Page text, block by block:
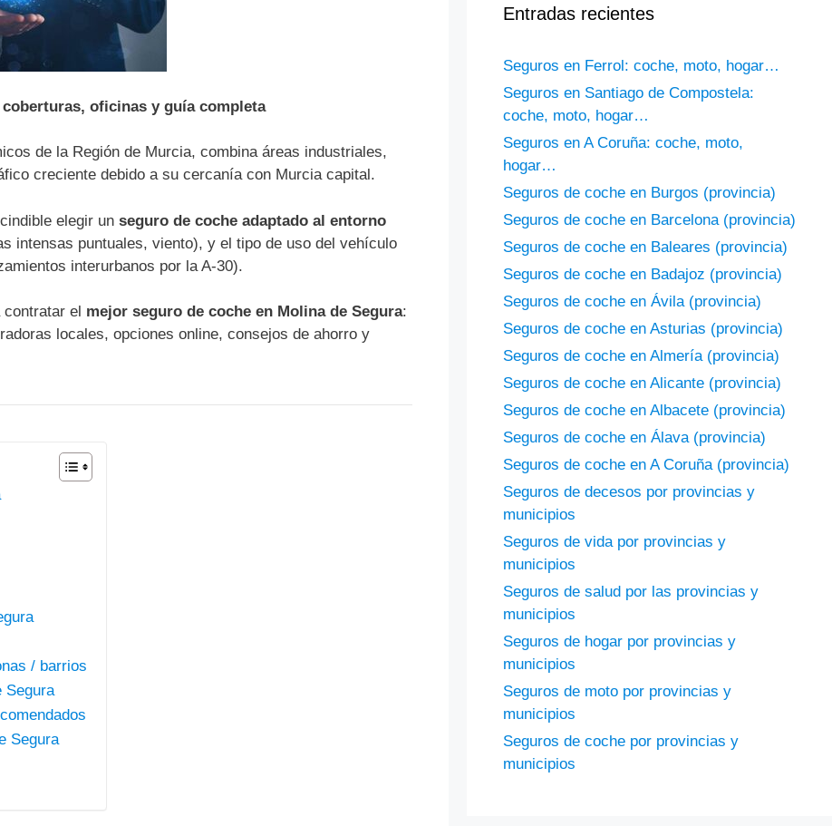
oficinas y guía completa
de la Región de Murcia, combina áreas industriales,
creciente debido a su cercanía con Murcia capital.
elegir un seguro de coche adaptado al entorno
intensas puntuales, viento), y el tipo de uso del vehículo
interurbanos por la A-30).
el mejor seguro de coche en Molina de Segura:
locales, opciones online, consejos de ahorro y
/ barrios
Segura
Segura
Entradas recientes
Seguros en Ferrol: coche, moto, hogar…
Seguros en Santiago de Compostela:
coche, moto, hogar…
Seguros en A Coruña: coche, moto,
hogar…
Seguros de coche en Burgos (provincia)
Seguros de coche en Barcelona (provincia)
Seguros de coche en Baleares (provincia)
Seguros de coche en Badajoz (provincia)
Seguros de coche en Ávila (provincia)
Seguros de coche en Asturias (provincia)
Seguros de coche en Almería (provincia)
Seguros de coche en Alicante (provincia)
Seguros de coche en Albacete (provincia)
Seguros de coche en Álava (provincia)
Seguros de coche en A Coruña (provincia)
Seguros de decesos por provincias y
municipios
Seguros de vida por provincias y
municipios
Seguros de salud por las provincias y
municipios
Seguros de hogar por provincias y
municipios
Seguros de moto por provincias y
municipios
Seguros de coche por provincias y
municipios